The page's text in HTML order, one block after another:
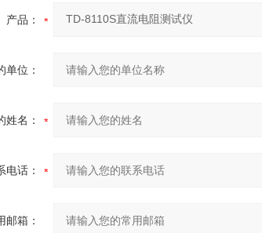
产品：
单位：
姓名：
电话：
邮箱：